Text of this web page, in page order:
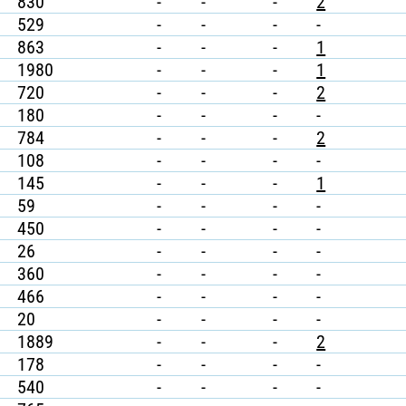
529
- - -
-
863
- - -
1
1980
- - -
1
720
- - -
2
180
- - -
-
784
- - -
2
108
- - -
-
145
- - -
1
59
- - -
-
450
- - -
-
26
- - -
-
360
- - -
-
466
- - -
-
20
- - -
-
1889
- - -
2
178
- - -
-
540
- - -
-